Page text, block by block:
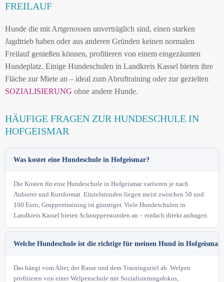
FREILAUF
Hunde die mit Artgenossen unverträglich sind, einen starken
Jagdtrieb haben oder aus anderen Gründen keinen normalen
Freilauf genießen können, profitieren von einem eingezäunten
Hundeplatz. Einige Hundeschulen in Landkreis Kassel bieten ihre
Fläche zur Miete an – ideal zum Abruftraining oder zur gezielten
SOZIALISIERUNG ohne andere Hunde.
HÄUFIGE FRAGEN ZUR HUNDESCHULE IN
HOFGEISMAR
Was kostet eine Hundeschule in Hofgeismar?
Die Kosten für eine Hundeschule in Hofgeismar variieren je nach
Anbieter und Kursformat. Einzelstunden liegen meist zwischen 50 und
100 Euro, Gruppentraining ist günstiger. Viele Hundeschulen in
Landkreis Kassel bieten Schnupperstunden an – einfach direkt anfragen.
Welche Hundeschule ist die richtige für meinen Hund in Hofgeismar?
Das hängt vom Alter, der Rasse und dem Trainingsziel ab. Welpen
profitieren von einer Welpenschule mit Sozialisierungsfokus,